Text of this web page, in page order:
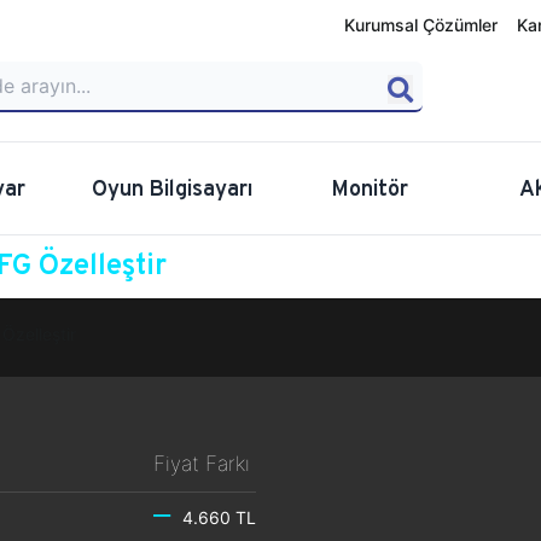
Kurumsal Çözümler
Oyun Bilgisayarı Monitör
Özelleştir
Fiyat Farkı
4.660 TL